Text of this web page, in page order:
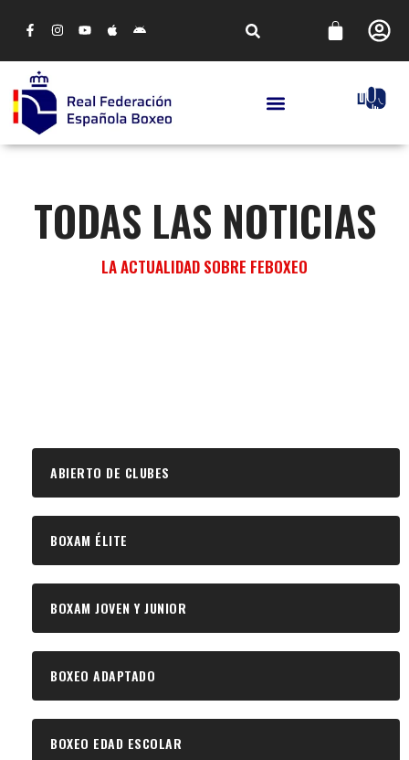
TODAS LAS NOTICIAS
LA ACTUALIDAD SOBRE FEBOXEO
ABIERTO DE CLUBES
BOXAM ÉLITE
BOXAM JOVEN Y JUNIOR
BOXEO ADAPTADO
BOXEO EDAD ESCOLAR